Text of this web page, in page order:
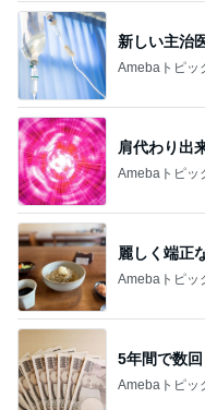
新しい主治
Amebaトピッ
肩代わり出
Amebaトピッ
麗しく端正
Amebaトピッ
5年間で数
Amebaトピッ